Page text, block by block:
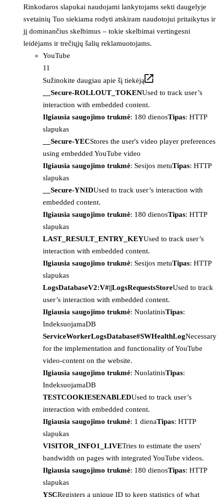
Rinkodaros slapukai naudojami lankytojams sekti daugelyje
svetainių Tuo siekiama rodyti atskiram naudotojui pritaikytus ir
jį dominančius skelbimus – tokie skelbimai vertingesni
leidėjams ir trečiųjų šalių reklamuotojams.
YouTube
11
Sužinokite daugiau apie šį tiekėją
__Secure-ROLLOUT_TOKENUsed to track user’s
interaction with embedded content.
Ilgiausia saugojimo trukmė: 180 dienosTipas: HTTP
slapukas
__Secure-YECStores the user's video player preferences
using embedded YouTube video
Ilgiausia saugojimo trukmė: Sesijos metuTipas: HTTP
slapukas
__Secure-YNIDUsed to track user’s interaction with
embedded content.
Ilgiausia saugojimo trukmė: 180 dienosTipas: HTTP
slapukas
LAST_RESULT_ENTRY_KEYUsed to track user’s
interaction with embedded content.
Ilgiausia saugojimo trukmė: Sesijos metuTipas: HTTP
slapukas
LogsDatabaseV2:V#||LogsRequestsStoreUsed to track
user’s interaction with embedded content.
Ilgiausia saugojimo trukmė: NuolatinisTipas:
IndeksuojamaDB
ServiceWorkerLogsDatabase#SWHealthLogNecessary
for the implementation and functionality of YouTube
video-content on the website.
Ilgiausia saugojimo trukmė: NuolatinisTipas:
IndeksuojamaDB
TESTCOOKIESENABLEDUsed to track user’s
interaction with embedded content.
Ilgiausia saugojimo trukmė: 1 dienaTipas: HTTP
slapukas
VISITOR_INFO1_LIVETries to estimate the users'
bandwidth on pages with integrated YouTube videos.
Ilgiausia saugojimo trukmė: 180 dienosTipas: HTTP
slapukas
YSCRegisters a unique ID to keep statistics of what